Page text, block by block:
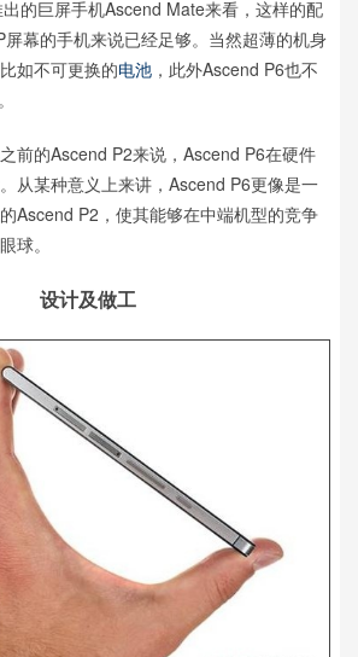
的巨屏手机Ascend Mate来看，这样的配
幕的手机来说已经足够。当然超薄的机身
如不可更换的电池 ，此外Ascend P6也不
的Ascend P2来说，Ascend P6在硬件
从某种意义上来讲，Ascend P6更像是一
Ascend P2，使其能够在中端机型的竞争
球。
设计及做工